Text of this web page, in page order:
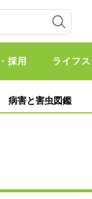
採用 ライフ
病害と害虫図鑑